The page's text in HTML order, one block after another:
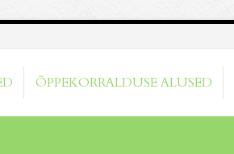
ÕPPEKORRALDUSE ALUSED